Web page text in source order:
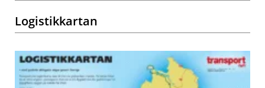
Logistikkartan